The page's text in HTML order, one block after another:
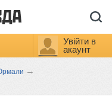
Увійти в
акаунт
→